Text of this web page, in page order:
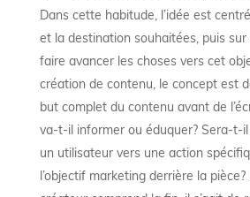
Dans cette habitude, l’idée est
et la destination souhaitées, puis
faire avancer les choses vers cet
création de contenu, le concept est
but complet du contenu avant de
va-t-il informer ou éduquer? Sera-t-
un utilisateur vers une action
l’objectif marketing derrière la pièce?